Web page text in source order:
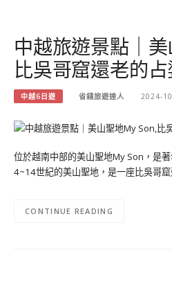
中越旅遊景點｜
比吳哥窟還老的
中越6日遊 省錢旅遊達人 2024-
位於越南中部的美山聖地My Son，是
4~14世紀的美山聖地，是一座比吳哥
CONTINUE READING